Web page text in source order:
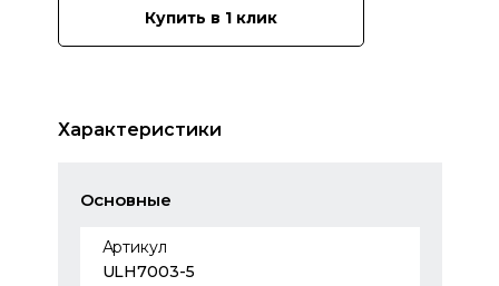
Купить в 1 клик
Характеристики
Основные
Артикул
ULH7003-5